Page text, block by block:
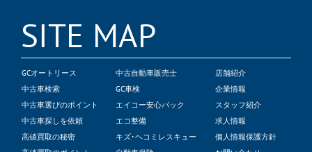
SITE MAP
GCオートリース
中古車検索
中古車選びのポイント
中古車探しを依頼
高値買取の秘密
中古自動車販売士
GC車検
エイコー安心パック
エコ整備
キズ･ヘコミレスキュー
店舗紹介
企業情報
スタッフ紹介
求人情報
個人情報保護方針